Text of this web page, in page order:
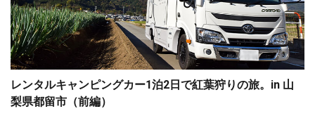
レンタルキャンピングカー1泊2日で紅葉狩りの旅。in 山
梨県都留市（前編）